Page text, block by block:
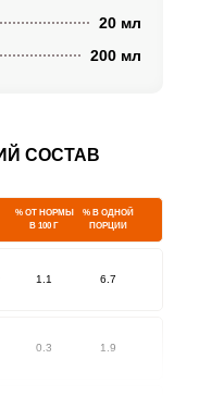
20 мл
200 мл
СОСТАВ
% ОТ НОРМЫ
В 100 Г
% В ОДНОЙ
ПОРЦИИ
1.1 6.7
0.3 1.9